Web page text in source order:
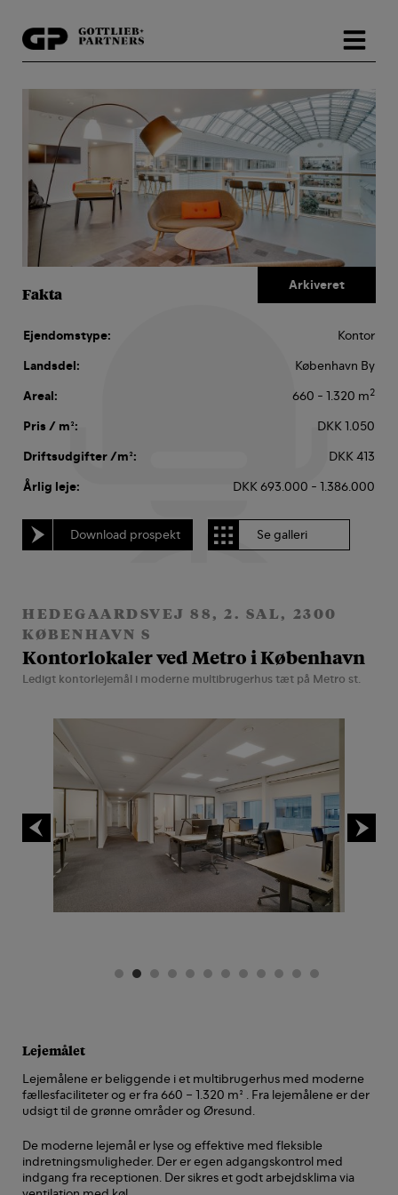
indholdet
Fakta
Ejendomstype:
Kontor
Landsdel:
København By
Areal:
660 - 1.320 m2
Pris / m²:
DKK 1.050
Driftsudgifter /m²:
DKK 413
Årlig leje:
DKK 693.000 - 1.386.000
Download prospekt Se galleri
HEDEGAARDSVEJ 88, 2. SAL, 2300
KØBENHAVN S
Kontorlokaler ved Metro i København
Ledigt kontorlejemål i moderne multibrugerhus tæt på Metro st.
Lejemålet
Lejemålene er beliggende i et multibrugerhus med moderne
fællesfaciliteter og er fra 660 – 1.320 m² . Fra lejemålene er der
udsigt til de grønne områder og Øresund.
De moderne lejemål er lyse og effektive med fleksible
indretningsmuligheder. Der er egen adgangskontrol med
indgang fra receptionen. Der sikres et godt arbejdsklima via